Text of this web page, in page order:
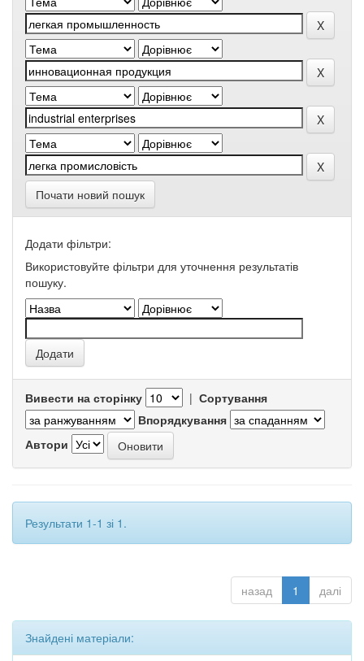
Почати новий пошук
Додати фільтри:
Використовуйте фільтри для уточнення результатів
пошуку.
Вивести на сторінку | Сортування
Впорядкування
Автори
Результати 1-1 зі 1.
назад 1 далі
Знайдені матеріали: